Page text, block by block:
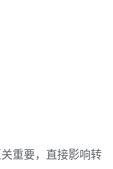
重要，直接影响转